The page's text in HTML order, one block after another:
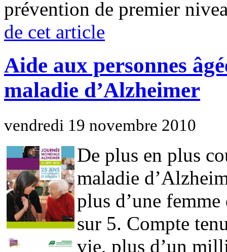
prévention de premier
de cet article
Aide aux personnes
maladie d’Alzheimer
vendredi 19 novembre 2010
De plus en plus
maladie
plus d’une
sur 5. Compte
vie, plus d’un